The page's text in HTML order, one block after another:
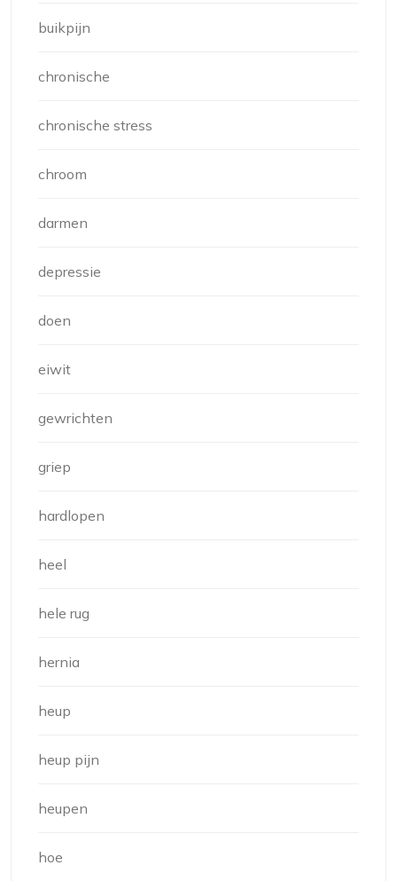
buikpijn
chronische
chronische stress
chroom
darmen
depressie
doen
eiwit
gewrichten
griep
hardlopen
heel
hele rug
hernia
heup
heup pijn
heupen
hoe